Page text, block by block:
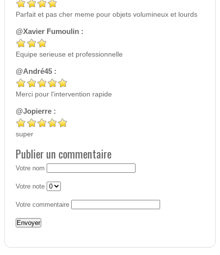
Parfait et pas cher meme pour objets volumineux et lourds
@Xavier Fumoulin :
Equipe serieuse et professionnelle
@André45 :
Merci pour l'intervention rapide
@Jopierre :
super
Publier un commentaire
Votre nom
Votre note
Votre commentaire